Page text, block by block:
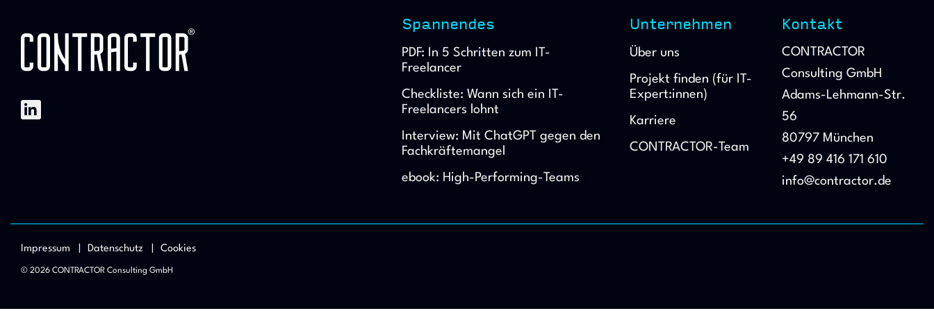
Spannendes
PDF: In 5 Schritten zum IT-
Freelancer
Checkliste: Wann sich ein IT-
Freelancers lohnt
Interview: Mit ChatGPT gegen den
Fachkräftemangel
ebook: High-Performing-Teams
Unternehmen
Über uns
Projekt finden (für IT-
Expert:innen)
Karriere
CONTRACTOR-Team
Kontakt
CONTRACTOR
Consulting GmbH
Adams-Lehmann-Str.
56
80797 München
+49 89 416 171 610
info@contractor.de
Impressum | Datenschutz | Cookies
© 2026 CONTRACTOR Consulting GmbH